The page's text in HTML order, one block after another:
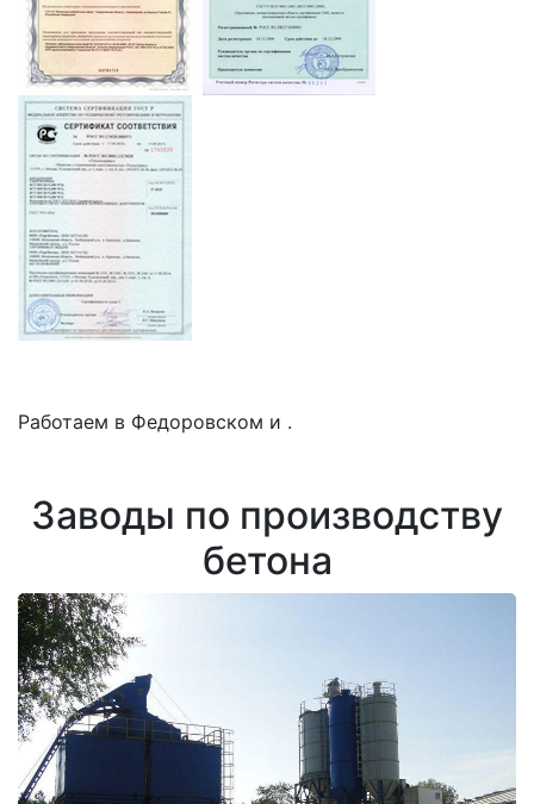
Работаем в Федоровском и .
Заводы по производству
бетона